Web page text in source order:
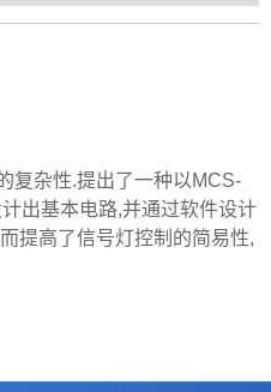
复杂性.提出了一种以MCS-
出基本电路,并通过软件设计
提高了信号灯控制的简易性,